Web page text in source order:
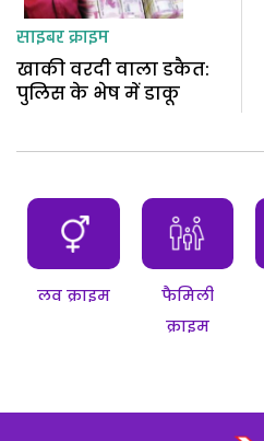
साइबर क्राइम
खाकी वरदी वाला डकैत:
पुलिस के भेष में डाकू
लव क्राइम
फैमिली
क्राइम